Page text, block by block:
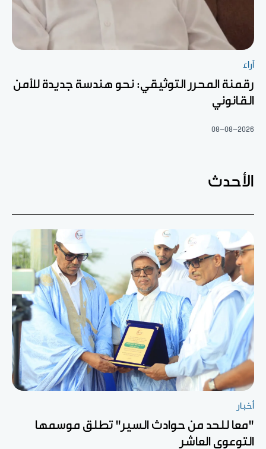
آراء
رقمنة المحرر التوثيقي: نحو هندسة جديدة للأمن
القانوني
08-08-2026
الأحدث
أخبار
"معا للحد من حوادث السير" تطلق موسمها
التوعوي العاشر